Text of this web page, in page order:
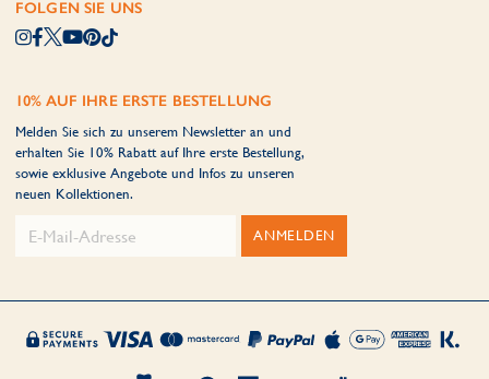
FOLGEN SIE UNS
10% AUF IHRE ERSTE BESTELLUNG
Melden Sie sich zu unserem Newsletter an und
erhalten Sie 10% Rabatt auf Ihre erste Bestellung,
sowie exklusive Angebote und Infos zu unseren
neuen Kollektionen.
ANMELDEN